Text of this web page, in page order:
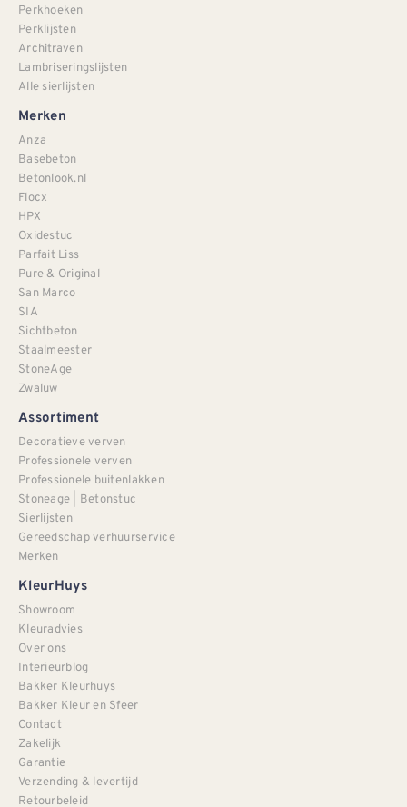
Perkhoeken
Perklijsten
Architraven
Lambriseringslijsten
Alle sierlijsten
Merken
Anza
Basebeton
Betonlook.nl
Flocx
HPX
Oxidestuc
Parfait Liss
Pure & Original
San Marco
SIA
Sichtbeton
Staalmeester
StoneAge
Zwaluw
Assortiment
Decoratieve verven
Professionele verven
Professionele buitenlakken
Stoneage | Betonstuc
Sierlijsten
Gereedschap verhuurservice
Merken
KleurHuys
Showroom
Kleuradvies
Over ons
Interieurblog
Bakker Kleurhuys
Bakker Kleur en Sfeer
Contact
Zakelijk
Garantie
Verzending & levertijd
Retourbeleid